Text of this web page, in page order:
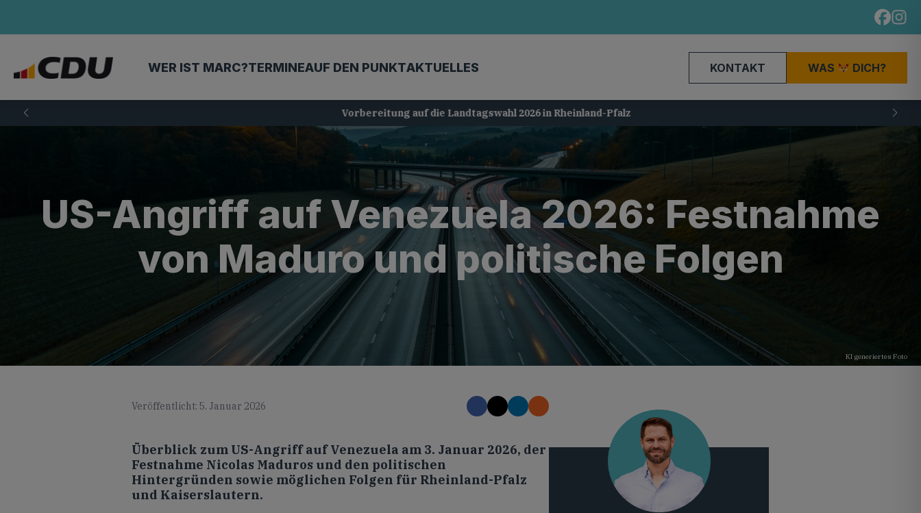
WER IST MARC?TERMINEAUF DEN PUNKTAKTUELLES KONTAKT WAS DICH?
Vorbereitung auf die Landtagswahl 2026 in Rheinland-Pfalz
US-Angriff auf Venezuela 2026: Festnahme
von Maduro und politische Folgen
KI generiertes Foto
Veröffentlicht: 5. Januar 2026
Überblick zum US-Angriff auf Venezuela am 3. Januar 2026, der
Festnahme Nicolas Maduros und den politischen
Hintergründen sowie möglichen Folgen für Rheinland-Pfalz
und Kaiserslautern.